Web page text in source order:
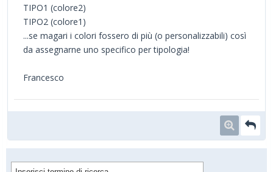
TIPO1 (colore2)
TIPO2 (colore1)
...se magari i colori fossero di più (o personalizzabili) così
da assegnarne uno specifico per tipologia!
Francesco